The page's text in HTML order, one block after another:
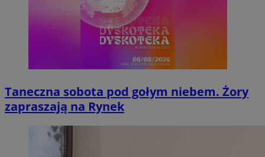
Taneczna sobota pod gołym niebem. Żory
zapraszają na Rynek